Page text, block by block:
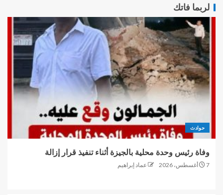
لربما فاتك
حوادث
وفاة رئيس وحدة محلية بالجيزة أثناء تنفيذ قرار إزالة
7 أغسطس، 2026 عماد إبراهيم